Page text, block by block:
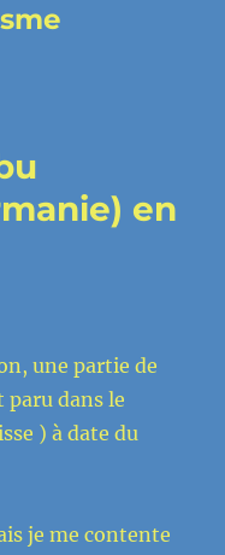
en
une partie de
paru dans le
) à date du
je me contente